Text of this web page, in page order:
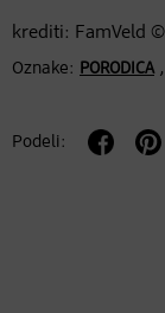
krediti: FamVeld
Oznake: PORODICA,
Podeli: